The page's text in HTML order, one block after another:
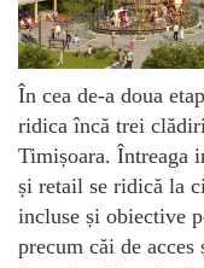
În cea de-a doua
ridica încă trei
Timișoara. Întreaga
și retail se ridică la
incluse și obiective
precum căi de